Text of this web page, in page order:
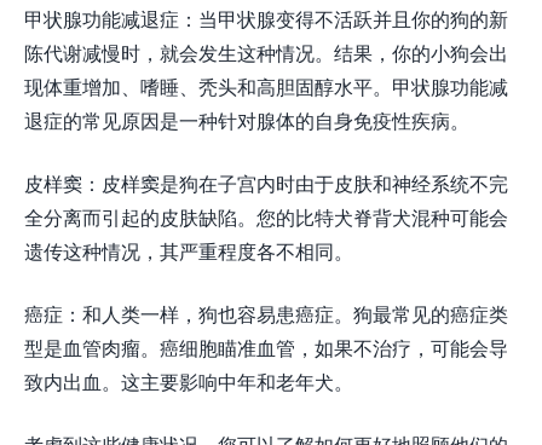
甲状腺功能减退症：当甲状腺变得不活跃并且你的狗的新
陈代谢减慢时，就会发生这种情况。结果，你的小狗会出
现体重增加、嗜睡、秃头和高胆固醇水平。甲状腺功能减
退症的常见原因是一种针对腺体的自身免疫性疾病。
皮样窦：皮样窦是狗在子宫内时由于皮肤和神经系统不完
全分离而引起的皮肤缺陷。您的比特犬脊背犬混种可能会
遗传这种情况，其严重程度各不相同。
癌症：和人类一样，狗也容易患癌症。狗最常见的癌症类
型是血管肉瘤。癌细胞瞄准血管，如果不治疗，可能会导
致内出血。这主要影响中年和老年犬。